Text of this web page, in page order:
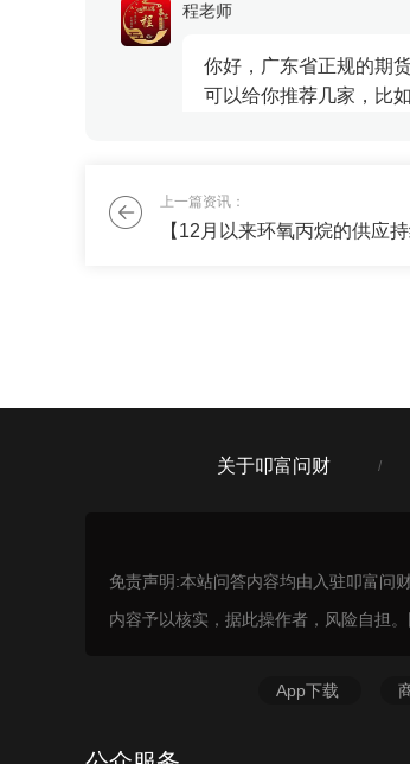
程老师
你好，广东省正规的期
可以给你推荐几家，比
有没有什么复利增长的
上一篇资讯：
【12月以来环氧丙烷的供应持
关于叩富问财 /
免责声明:本站问答内容均由入驻叩富问
内容予以核实，据此操作者，风险自担
App下载